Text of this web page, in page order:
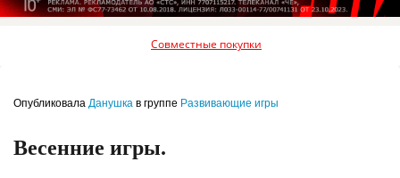
Совместные покупки
Опубликовала Данушка в группе Развивающие игры
Весенние игры.